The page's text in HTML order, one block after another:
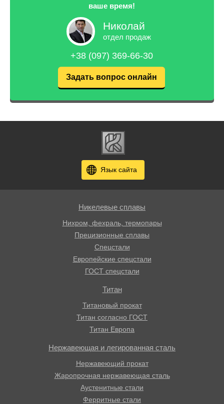
ваше время!
Николай
отдел продаж
+38 (097) 369-66-30
Задать вопрос онлайн
Язык сайта
Никелевые сплавы
Нихром, фехраль, термопары
Прецизионные сплавы
Спецстали
Европейские спецстали
ГОСТ спецстали
Титан
Титановый прокат
Титан согласно ГОСТ
Титан Европа
Нержавеющая и легированная сталь
Нержавеющий прокат
Жаропрочная нержавеющая сталь
Аустенитные стали
Ферритные стали